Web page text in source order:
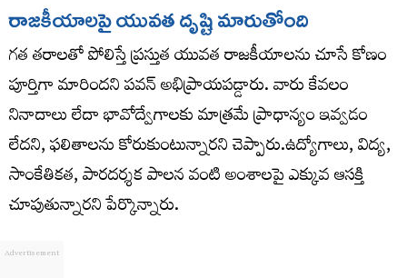
రాజకీయాలపై యువత దృష్టి మారుతోంది
గత తరాలతో పోలిస్తే ప్రస్తుత యువత రాజకీయాలను చూసే కోణం
పూర్తిగా మారిందని పవన్ అభిప్రాయపడ్డారు. వారు కేవలం
నినాదాలు లేదా భావోద్వేగాలకు మాత్రమే ప్రాధాన్యం ఇవ్వడం
లేదని, ఫలితాలను కోరుకుంటున్నారని చెప్పారు.ఉద్యోగాలు, విద్య,
సాంకేతికత, పారదర్శక పాలన వంటి అంశాలపై ఎక్కువ ఆసక్తి
చూపుతున్నారని పేర్కొన్నారు.